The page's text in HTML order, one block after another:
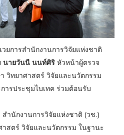
ยการสำนักงานการวิจัยแห่งชาติ
นายวันนี นนท์ศิริหัวหน้าผู้ตรวจ
วิทยาศาสตร์ วิจัยและนวัตกรรม
รประชุมไบเทค ร่วมต้อนรับ
ำนักงานการวิจัยแห่งชาติ (วช.)
สตร์ วิจัยและนวัตกรรม ในฐานะ